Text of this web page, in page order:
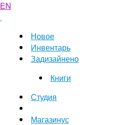
EN
Новое
Инвентарь
Задизайнено
Книги
Студия
Магазинус